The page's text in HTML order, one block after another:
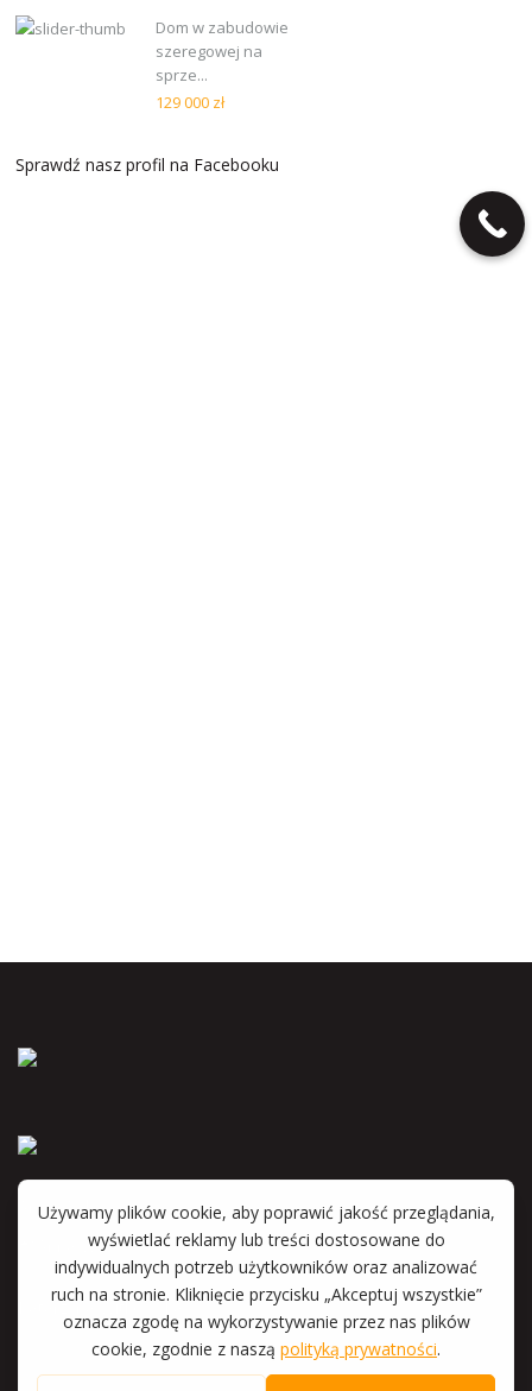
Dom w zabudowie
szeregowej na
sprze...
129 000 zł
Sprawdź nasz profil na Facebooku
Anna Wyka
Katarzyna Witkowska